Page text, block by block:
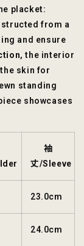
placket:
from a
and ensure
, the interior
skin for
standing
showcases
袖
丈/Sleeve
23.0cm
24.0cm